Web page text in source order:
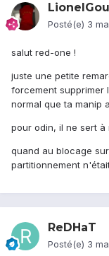
Posté(e) 3
salut red-one !
juste une petite
forcement supprimer
normal que ta manip
pour odin, il ne sert à
quand au blocage
partitionnement
ReDHaT
Posté(e) 3